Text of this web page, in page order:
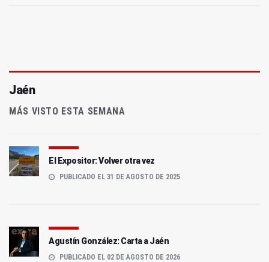
Jaén
MÁS VISTO ESTA SEMANA
El Expositor: Volver otra vez
PUBLICADO EL 31 DE AGOSTO DE 2025
Agustín González: Carta a Jaén
PUBLICADO EL 02 DE AGOSTO DE 2026